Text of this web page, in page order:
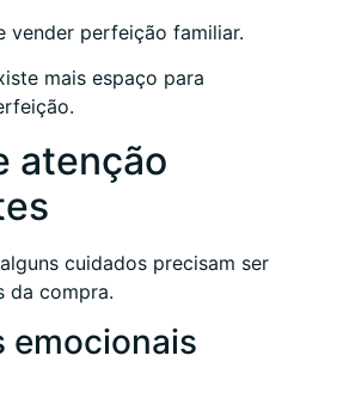
vender perfeição familiar.
mais espaço para
atenção
cuidados precisam ser
da compra.
emocionais